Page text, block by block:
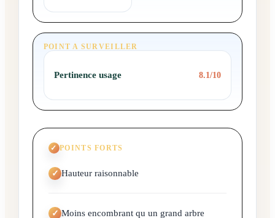
POINT A SURVEILLER
Pertinence usage 8.1/10
POINTS FORTS
Hauteur raisonnable
Moins encombrant qu un grand arbre